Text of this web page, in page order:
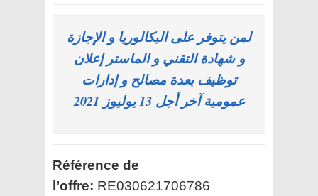
لمن يتوفر على البكالوريا و الإجازة
و شهادة التقني و الماستر إعلان
توظيف بعدة مصالح و إدارات
عمومية آخر أجل 13 يوليوز 2021
Référence de
l’offre: RE030621706786